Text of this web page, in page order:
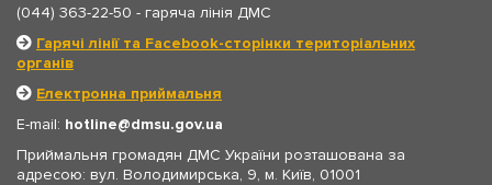
(044) 363-22-50 - гаряча лінія ДМС
Гарячі лінії та Facebook-сторінки територіальних
органів
Електронна приймальня
E-mail: hotline
dmsu.gov.ua
Приймальня громадян ДМС України розташована за
адресою: вул. Володимирська, 9, м. Київ, 01001